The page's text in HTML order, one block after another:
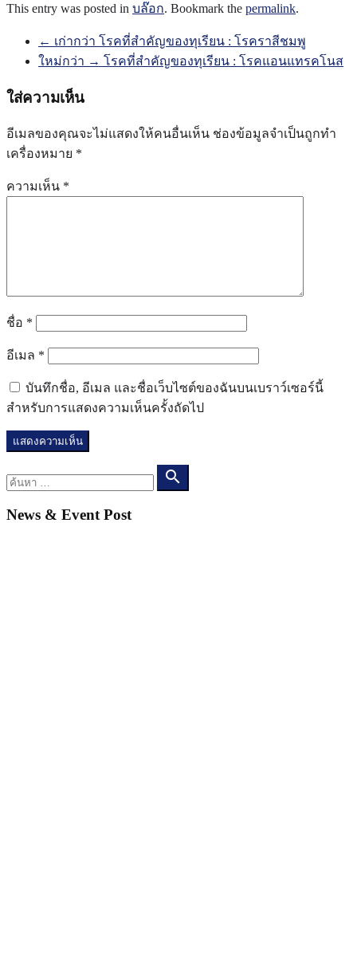
This entry was posted in บล๊อก. Bookmark the permalink.
นำทาง← เก่ากว่า โรคที่สำคัญของทุเรียน : โรคราสีชมพู
ใหม่กว่า → โรคที่สำคัญของทุเรียน : โรคแอนแทรคโนส
ใส่ความเห็น
อีเมลของคุณจะไม่แสดงให้คนอื่นเห็น ช่องข้อมูลจำเป็นถูกทำ
เครื่องหมาย *
ความเห็น *
ชื่อ *
อีเมล *
บันทึกชื่อ, อีเมล และชื่อเว็บไซต์ของฉันบนเบราว์เซอร์นี้
สำหรับการแสดงความเห็นครั้งถัดไป
ค้นหา search
News & Event Post